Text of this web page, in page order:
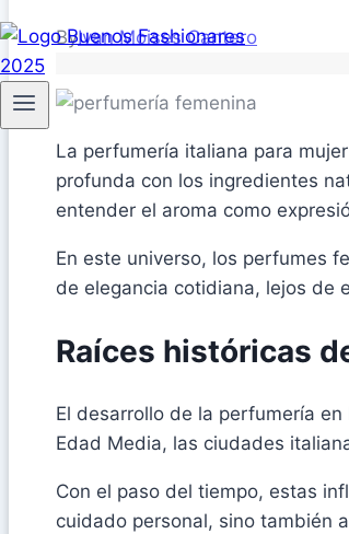
ByIvan Moises Cantero
La perfumería italiana para
profunda con los ingredientes
entender el aroma como
En este universo, los perfumes
de elegancia cotidiana, lejos de
Raíces históricas
El desarrollo de la perfumería
Edad Media, las ciudades
Con el paso del tiempo, estas
cuidado personal, sino también